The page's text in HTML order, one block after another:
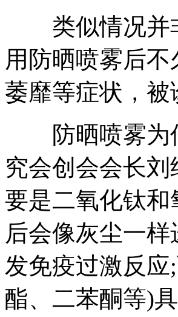
类似情况并非
用防晒喷雾后
萎靡等症状，
防晒喷雾为何
究会创会会长
要是二氧化钛
后会像灰尘一
发免疫过激反
酯、二苯酮等)